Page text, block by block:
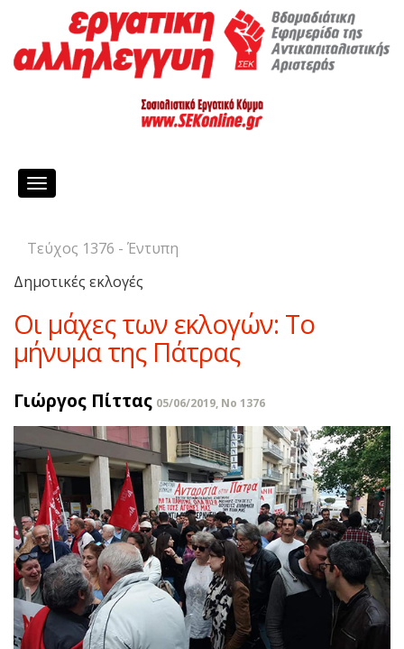
Toggle
Τεύχος 1376 - Έντυπη
Δημοτικές εκλογές
Οι μάχες των εκλογών: Το
μήνυμα της Πάτρας
Γιώργος Πίττας 05/06/2019, No 1376